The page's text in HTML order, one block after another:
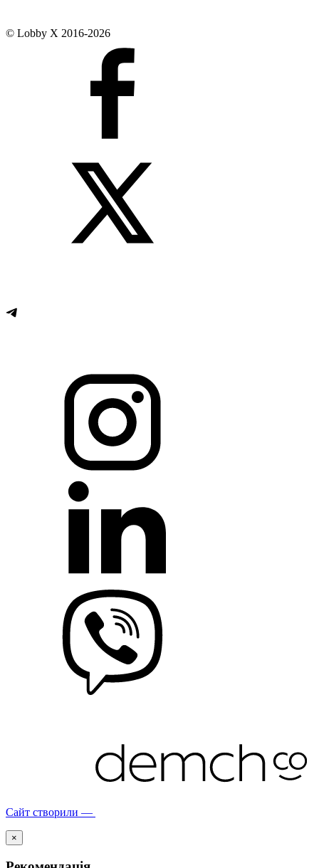
© Lobby X 2016-2026
Сайт створили —
×